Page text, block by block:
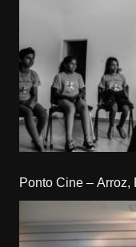
Ponto Cine – Arroz,